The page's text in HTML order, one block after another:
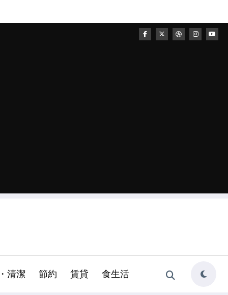
清潔 節約 賃貸 食生活